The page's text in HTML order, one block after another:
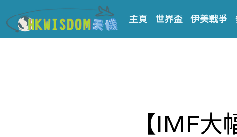
主頁 世界盃 伊美戰爭
【IMF